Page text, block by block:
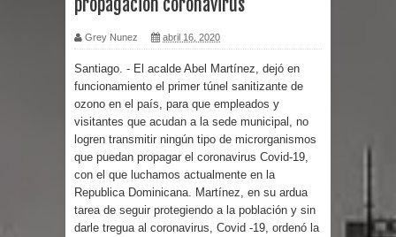
por un delicado problema cardíaco
Abel Martínez llama a los
dominicanos a unirse para sacar al
PRM del Gobierno
Tres detenidos tras detectarse una
presunta estafa contra el
propagación coronavirus
Grey Nunez abril 16, 2020
Santiago. - El acalde Abel Martínez, dejó en
funcionamiento el primer túnel sanitizante de
ozono en el país, para que empleados y
visitantes que acudan a la sede municipal, no
logren transmitir ningún tipo de microrganismos
que puedan propagar el coronavirus Covid-19,
con el que luchamos actualmente en la
Republica Dominicana. Martínez, en su ardua
tarea de seguir protegiendo a la población y sin
darle tregua al coronavirus, Covid -19, ordenó la